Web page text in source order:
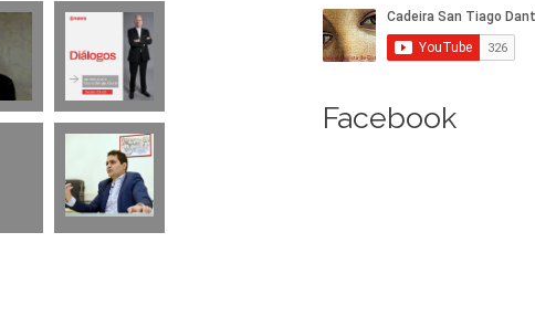
Facebook